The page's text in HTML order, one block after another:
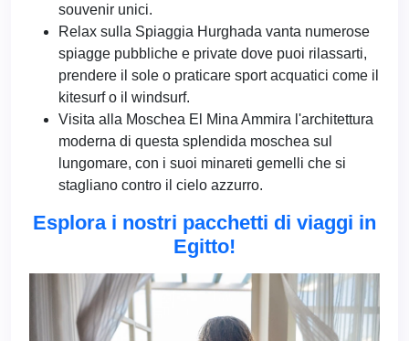
souvenir unici.
Relax sulla Spiaggia Hurghada vanta numerose
spiagge pubbliche e private dove puoi rilassarti,
prendere il sole o praticare sport acquatici come il
kitesurf o il windsurf.
Visita alla Moschea El Mina Ammira l'architettura
moderna di questa splendida moschea sul
lungomare, con i suoi minareti gemelli che si
stagliano contro il cielo azzurro.
Esplora i nostri pacchetti di viaggi in
Egitto!